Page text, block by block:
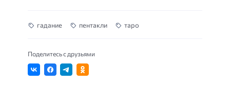
гадание пентакли таро
Поделитесь с друзьями